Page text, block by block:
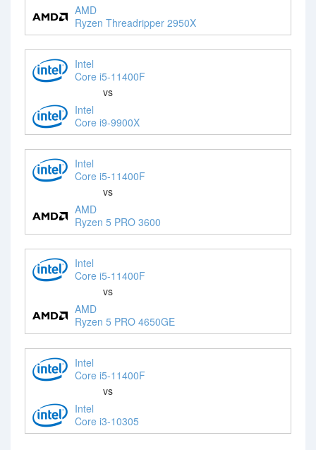
AMD
Ryzen Threadripper 2950X
Intel
Core i5-11400F
vs
Intel
Core i9-9900X
Intel
Core i5-11400F
vs
AMD
Ryzen 5 PRO 3600
Intel
Core i5-11400F
vs
AMD
Ryzen 5 PRO 4650GE
Intel
Core i5-11400F
vs
Intel
Core i3-10305